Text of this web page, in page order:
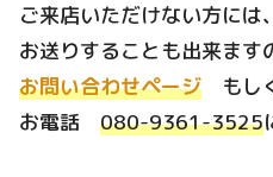
ご来店いただけない方には
お送りすることも出来ます
お問い合わせページ もし
お電話 080-9361-3525